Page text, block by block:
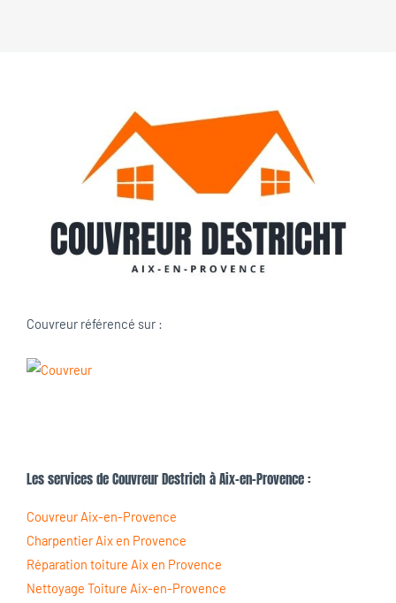
Couvreur référencé sur :
Les services de Couvreur Destrich à Aix-en-Provence :
Couvreur Aix-en-Provence
Charpentier Aix en Provence
Réparation toiture Aix en Provence
Nettoyage Toiture Aix-en-Provence